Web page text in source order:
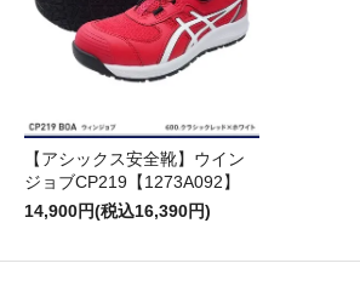
【アシックス安全靴】ウイン
ジョブCP219【1273A092】
14,900円(税込16,390円)